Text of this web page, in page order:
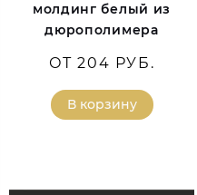
молдинг белый из
дюрополимера
ОТ 204 РУБ.
В корзину